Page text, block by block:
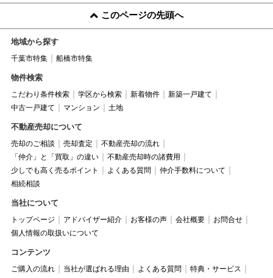
このページの先頭へ
地域から探す
千葉市特集 船橋市特集
物件検索
こだわり条件検索 学区から検索 新着物件
新築一戸建て
中古一戸建て
マンション 土地
不動産売却について
売却のご相談 売却査定
不動産売却の流れ
「仲介」と「買取」の違い
不動産売却時の諸費用
少しでも高く売るポイント
よくある質問
仲介手数料について
相続相談
当社について
トップページ アドバイザー紹介 お客様の声 会社概要
お問合せ
個人情報の取扱いについて
コンテンツ
ご購入の流れ 当社が選ばれる理由 よくある質問
特典・サービス